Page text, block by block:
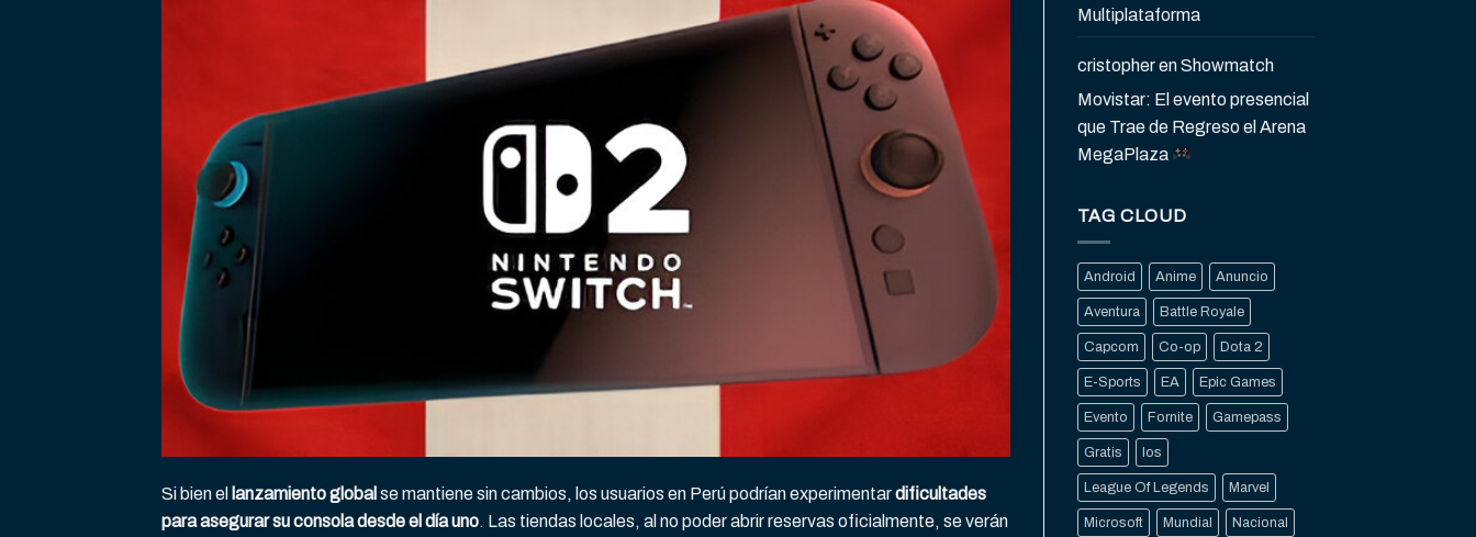
Si bien el lanzamiento global se mantiene sin cambios, los usuarios en Perú podrían experimentardificultades
para asegurar su consola desde el día uno. Las tiendas locales, al no poder abrir reservas oficialmente, se verán
Multiplataforma
cristopherenShowmatch
Movistar: El evento presencial
que Trae de Regreso el Arena
MegaPlaza
TAG CLOUD
Android Anime Anuncio
Aventura Battle Royale
Capcom Co-op Dota 2
E-Sports EA Epic Games
Evento Fornite Gamepass
Gratis Ios
League Of Legends Marvel
Microsoft Mundial Nacional